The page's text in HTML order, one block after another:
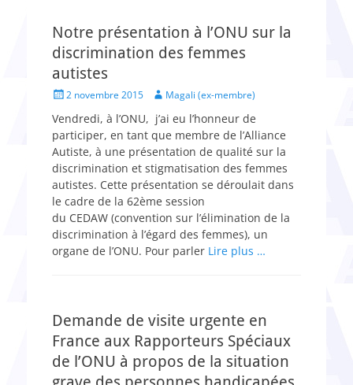
Notre présentation à l’ONU sur la
discrimination des femmes
autistes
Posted2 novembre 2015 AuthorMagali (ex-membre)
Vendredi, à l’ONU, j’ai eu l’honneur de
participer, en tant que membre de l’Alliance
Autiste, à une présentation de qualité sur la
discrimination et stigmatisation des femmes
autistes. Cette présentation se déroulait dans
le cadre de la 62ème session
du CEDAW (convention sur l’élimination de la
discrimination à l’égard des femmes), un
organe de l’ONU. Pour parler Lire plus …
Demande de visite urgente en
France aux Rapporteurs Spéciaux
de l’ONU à propos de la situation